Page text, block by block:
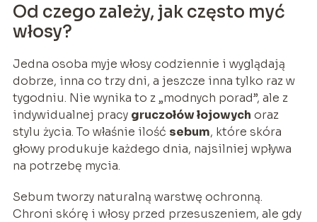
Od czego zależy, jak często myć
włosy?
Jedna osoba myje włosy codziennie i wyglądają
dobrze, inna co trzy dni, a jeszcze inna tylko raz w
tygodniu. Nie wynika to z „modnych porad”, ale z
indywidualnej pracy gruczołów łojowych oraz
stylu życia. To właśnie ilość sebum, które skóra
głowy produkuje każdego dnia, najsilniej wpływa
na potrzebę mycia.
Sebum tworzy naturalną warstwę ochronną.
Chroni skórę i włosy przed przesuszeniem, ale gdy